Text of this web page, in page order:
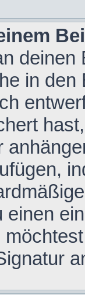
in den
einen